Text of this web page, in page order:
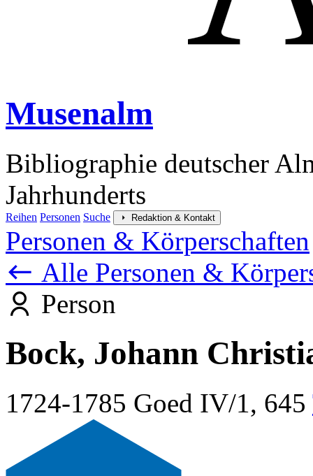
Musenalm
Bibliographie deutscher
Jahrhunderts
Reihen Personen Suche Redaktion & Kontakt
Personen & Körperschaften
Alle Personen &
Person
Bock, Johann
1724-1785 Goed IV/1, 645